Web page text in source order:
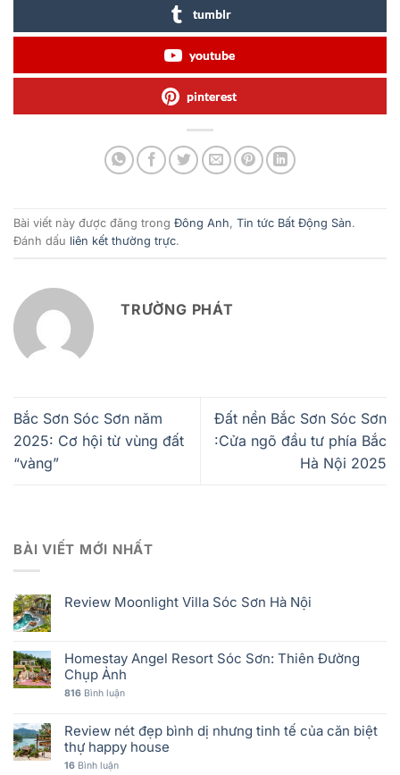
tumblr
youtube
pinterest
Bài viết này được đăng trong Đông Anh, Tin tức Bất Động Sản.
Đánh dấu liên kết thường trực.
TRƯỜNG PHÁT
Bắc Sơn Sóc Sơn năm
2025: Cơ hội từ vùng đất
“vàng”
Đất nền Bắc Sơn Sóc Sơn
:Cửa ngõ đầu tư phía Bắc
Hà Nội 2025
BÀI VIẾT MỚI NHẤT
Review Moonlight Villa Sóc Sơn Hà Nội
Homestay Angel Resort Sóc Sơn: Thiên Đường
Chụp Ảnh
816 Bình luận
Review nét đẹp bình dị nhưng tinh tế của căn biệt
thự happy house
16 Bình luận